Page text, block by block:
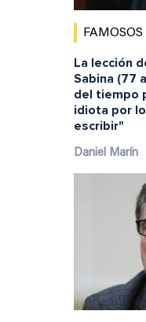
FAMOSOS
La lección
Sabina (77
del tiempo
idiota por
escribir"
Daniel Marín